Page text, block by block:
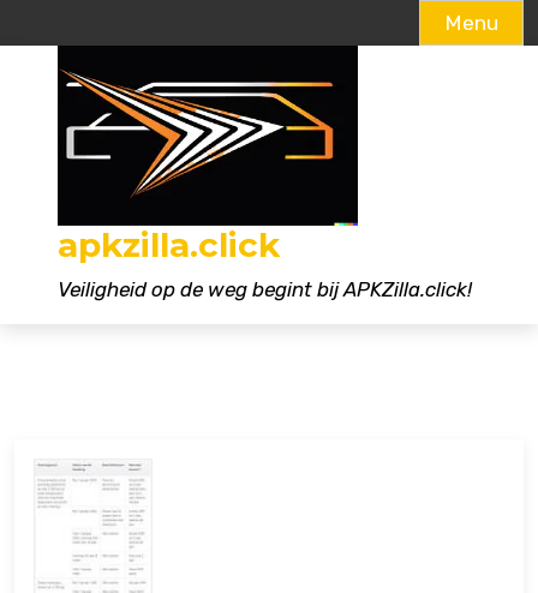
Menu
apkzilla.click
Veiligheid op de weg begint bij APKZilla.click!